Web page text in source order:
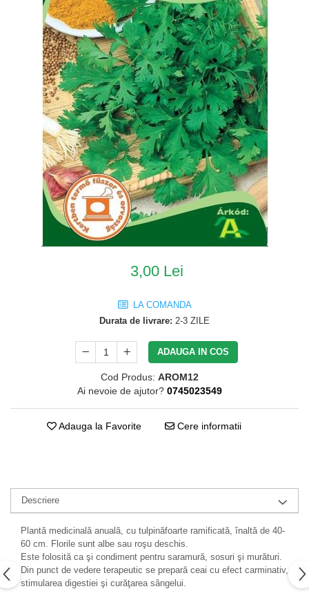
3,00 Lei
LA COMANDA
Durata de livrare: 2-3 ZILE
ADAUGA IN COS
Cod Produs: AROM12
Ai nevoie de ajutor? 0745023549
Adauga la Favorite Cere informatii
Descriere
Plantă medicinală anuală, cu tulpinăfoarte ramificată, înaltă de 40-
60 cm. Florile sunt albe sau roşu deschis.
Este folosită ca şi condiment pentru saramură, sosuri şi murături.
Din punct de vedere terapeutic se prepară ceai cu efect carminativ,
stimularea digestiei şi curăţarea sângelui.